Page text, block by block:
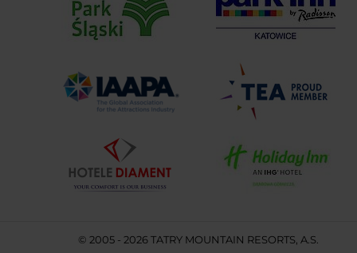
© 2005 - 2026 TATRY MOUNTAIN RESORTS, A.S.